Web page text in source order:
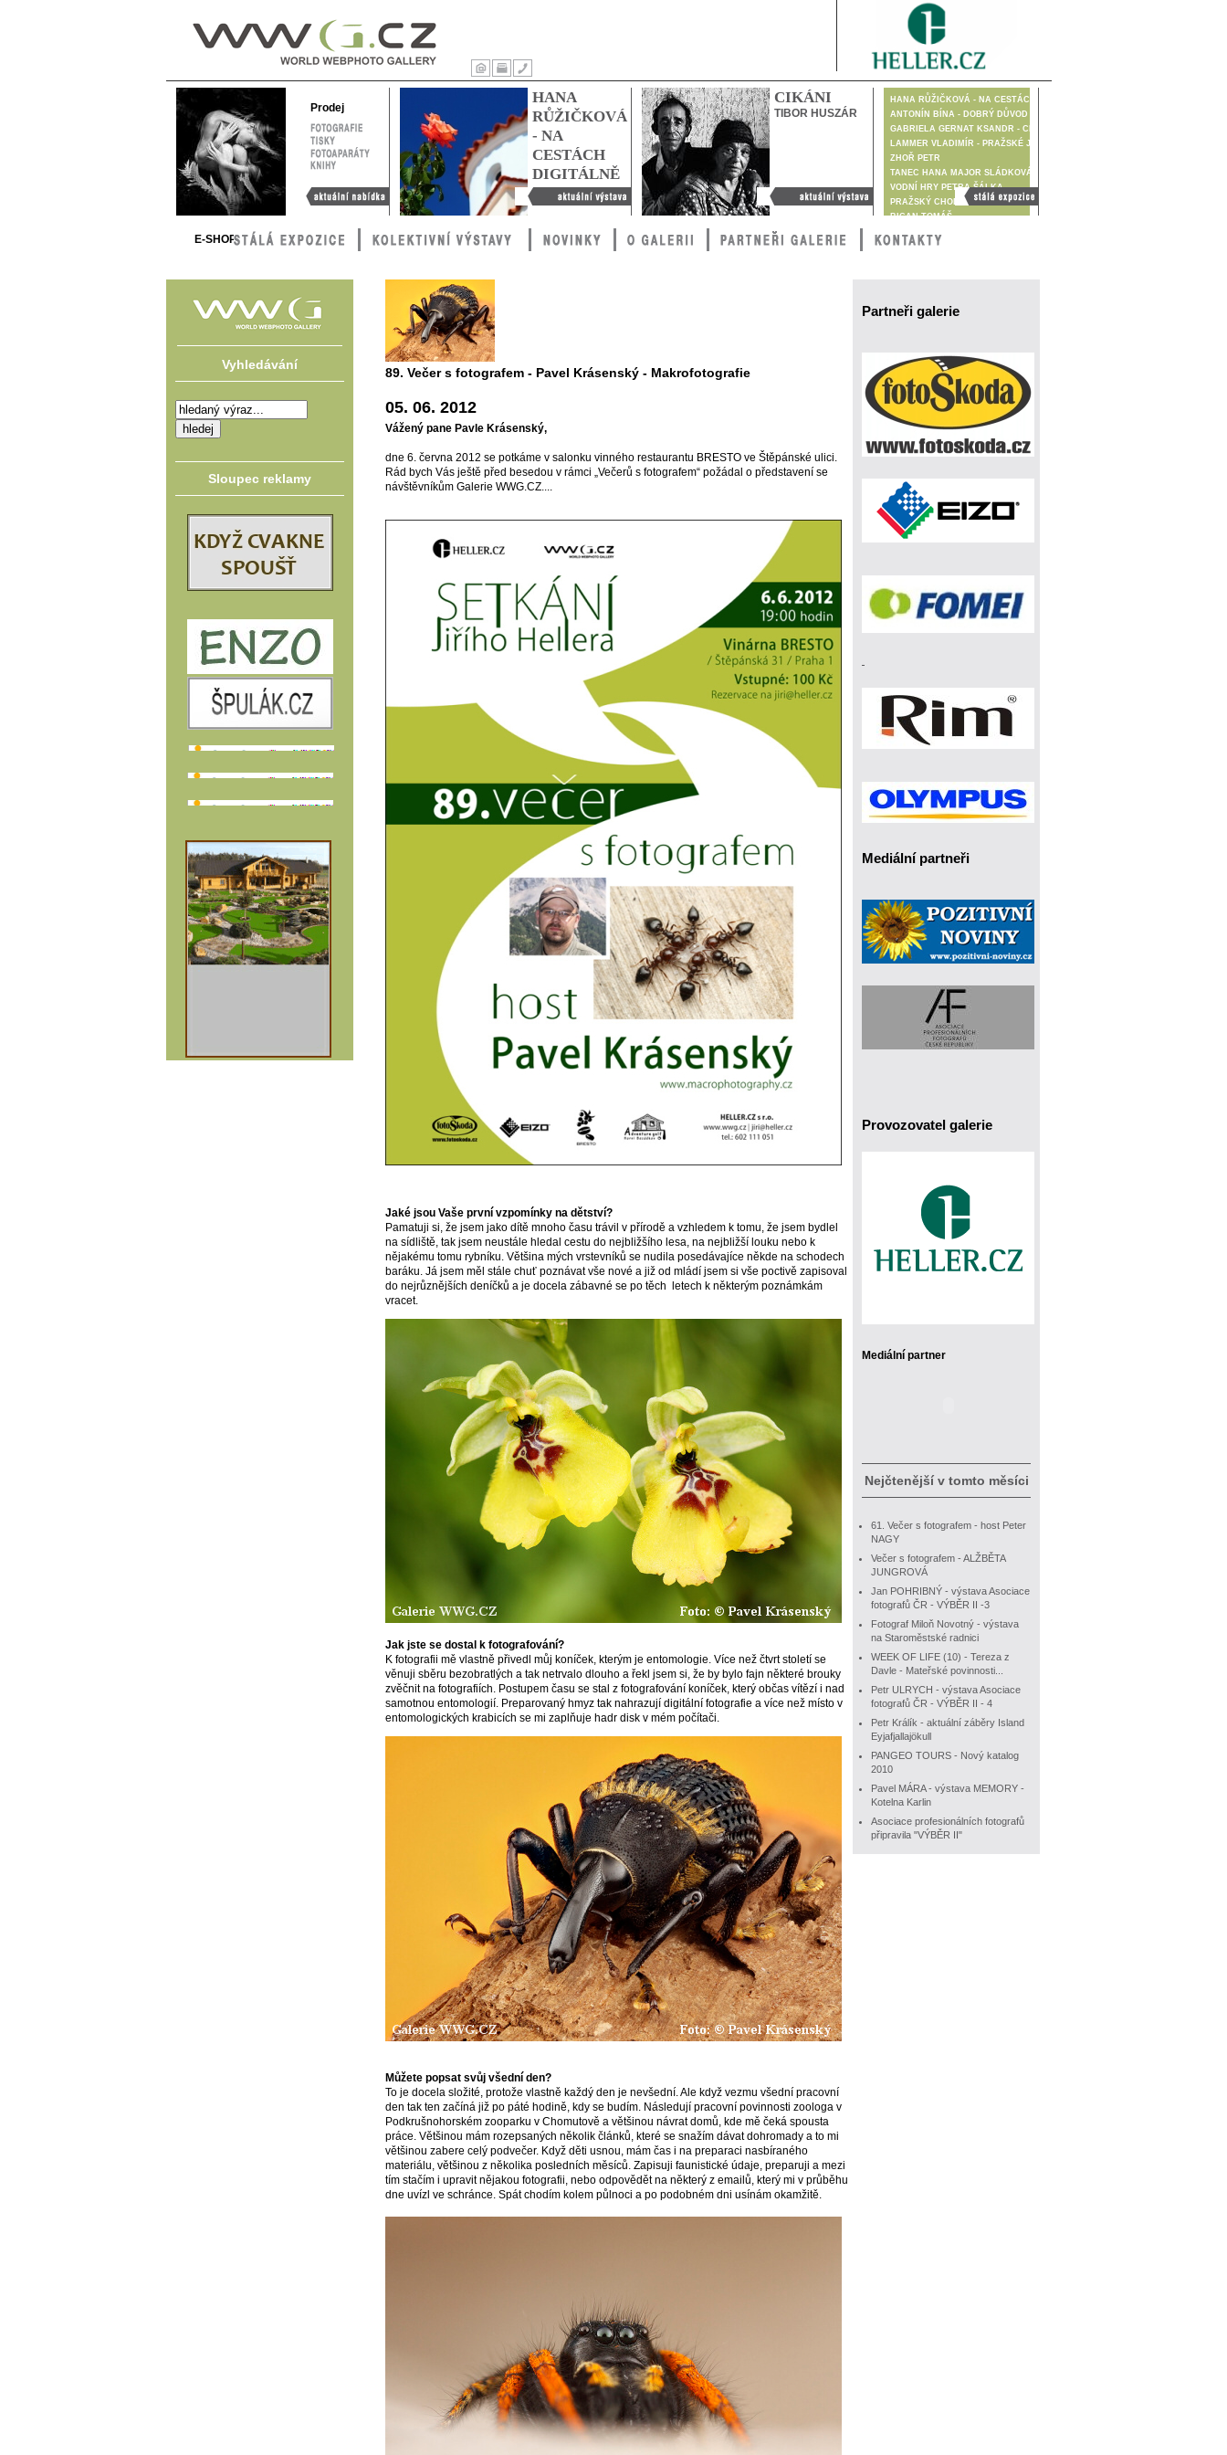
WWG – World
Webphoto
Gallery
ÚvodTisk Kontakty
Vyhledávání
Sloupec reklamy
89. Večer s fotografem - Pavel Krásenský - Makrofotografie
05. 06. 2012
Vážený pane Pavle Krásenský,
dne 6. června 2012 se potkáme v salonku vinného restaurantu BRESTO ve Štěpánské ulici.
Rád bych Vás ještě před besedou v rámci „Večerů s fotografem“ požádal o představení se
návštěvníkům Galerie WWG.CZ....
Jaké jsou Vaše první vzpomínky na dětství?
Pamatuji si, že jsem jako dítě mnoho času trávil v přírodě a vzhledem k tomu, že jsem bydlel
na sídliště, tak jsem neustále hledal cestu do nejbližšího lesa, na nejbližší louku nebo k
nějakému tomu rybníku. Většina mých vrstevníků se nudila posedávajíce někde na schodech
baráku. Já jsem měl stále chuť poznávat vše nové a již od mládí jsem si vše poctivě zapisoval
do nejrůznějších deníčků a je docela zábavné se po těch letech k některým poznámkám
vracet.
Jak jste se dostal k fotografování?
K fotografii mě vlastně přivedl můj koníček, kterým je entomologie. Více než čtvrt století se
věnuji sběru bezobratlých a tak netrvalo dlouho a řekl jsem si, že by bylo fajn některé brouky
zvěčnit na fotografiích. Postupem času se stal z fotografování koníček, který občas vítězí i nad
samotnou entomologií. Preparovaný hmyz tak nahrazují digitální fotografie a více než místo v
entomologických krabicích se mi zaplňuje hadr disk v mém počítači.
Můžete popsat svůj všední den?
To je docela složité, protože vlastně každý den je nevšední. Ale když vezmu všední pracovní
den tak ten začíná již po páté hodině, kdy se budím. Následují pracovní povinnosti zoologa v
Podkrušnohorském zooparku v Chomutově a většinou návrat domů, kde mě čeká spousta
práce. Většinou mám rozepsaných několik článků, které se snažím dávat dohromady a to mi
většinou zabere celý podvečer. Když děti usnou, mám čas i na preparaci nasbíraného
materiálu, většinou z několika posledních měsíců. Zapisuji faunistické údaje, preparuji a mezi
tím stačím i upravit nějakou fotografii, nebo odpovědět na některý z emailů, který mi v průběhu
dne uvízl ve schránce. Spát chodím kolem půlnoci a po podobném dni usínám okamžitě.
Partneři galerie
Mediální partneři
Provozovatel galerie
Mediální partner
Nejčtenější v tomto měsíci
61. Večer s fotografem - host Peter
NAGY
Večer s fotografem - ALŽBĚTA
JUNGROVÁ
Jan POHRIBNÝ - výstava Asociace
fotografů ČR - VÝBĚR II -3
Fotograf Miloň Novotný - výstava
na Staroměstské radnici
WEEK OF LIFE (10) - Tereza z
Davle - Mateřské povinnosti...
Petr ULRYCH - výstava Asociace
fotografů ČR - VÝBĚR II - 4
Petr Králík - aktuální záběry Island
Eyjafjallajökull
PANGEO TOURS - Nový katalog
2010
Pavel MÁRA - výstava MEMORY -
Kotelna Karlin
Asociace profesionálních fotografů
připravila "VÝBĚR II"
Prodej
FOTOGRAFIE
TISKY
FOTOAPARÁTY
KNIHY
Aktuální nabídka
HANA
RŮŽIČKOVÁ
- NA
CESTÁCH
DIGITÁLNĚ
Hana Růžičková - Na
cestách digitálně
CIKÁNI
TIBOR HUSZÁR
Cikáni
HANA RŮŽIČKOVÁ - NA CESTÁCH DIGITÁLNĚ
ANTONÍN BÍNA - DOBRÝ DŮVOD
GABRIELA GERNAT KSANDR - CESTA JE CÍL
LAMMER VLADIMÍR - PRAŽSKÉ JARO 1968
ZHOŘ PETR
TANEC HANA MAJOR SLÁDKOVÁ
VODNÍ HRY PETRA ŠÁLKA
PRAŽSKÝ CHODEC
BICAN TOMÁŠ
BLŠŤÁK MILAN
ČECH VLADIMÍR
Stálá výstava
E-SHOP